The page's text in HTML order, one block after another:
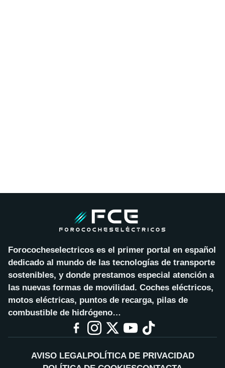
Forococheselectricos es el primer portal en español
dedicado al mundo de las tecnologías de transporte
sostenibles, y donde prestamos especial atención a
las nuevas formas de movilidad. Coches eléctricos,
motos eléctricas, puntos de recarga, pilas de
combustible de hidrógeno…
AVISO LEGALPOLÍTICA DE PRIVACIDAD